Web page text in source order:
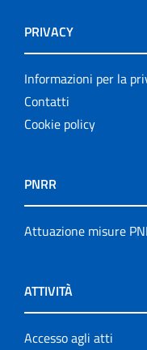
PRIVACY
Informazioni per la
Contatti
Cookie policy
PNRR
Attuazione misure
ATTIVITÀ
Accesso agli atti